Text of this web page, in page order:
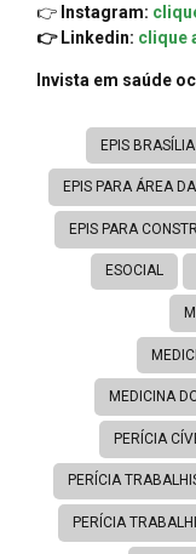
👉 Instagram:
👉 Linkedin: clique
Invista em saúde
EPIS BRASÍLIA
EPIS PARA ÁREA
EPIS PARA
ESOCIAL
MEDICINA
PERÍCIA
PERÍCIA
PERÍCIA